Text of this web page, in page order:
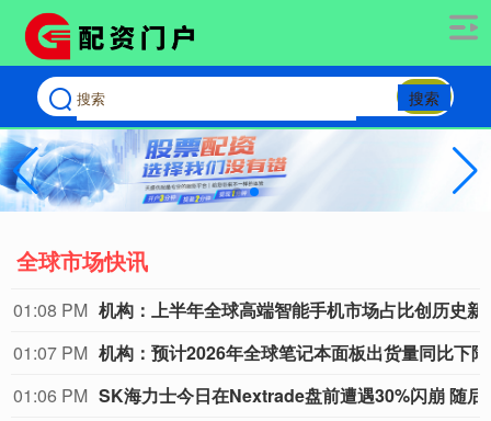
搜索
全球市场快讯
01:08 PM
01:07 PM
01:06 PM